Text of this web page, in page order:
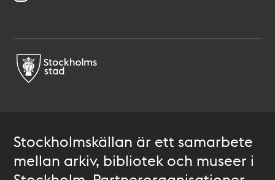
Stockholmskällan är ett samarbete
mellan arkiv, bibliotek och museer i